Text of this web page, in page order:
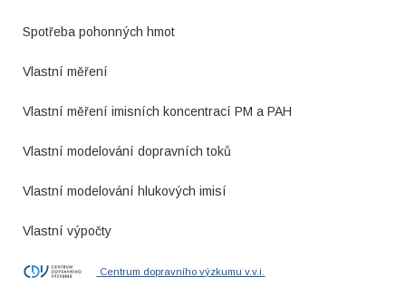
Spotřeba pohonných hmot
Vlastní měření
Vlastní měření imisních koncentrací PM a PAH
Vlastní modelování dopravních toků
Vlastní modelování hlukových imisí
Vlastní výpočty
Centrum dopravního výzkumu v.v.i.